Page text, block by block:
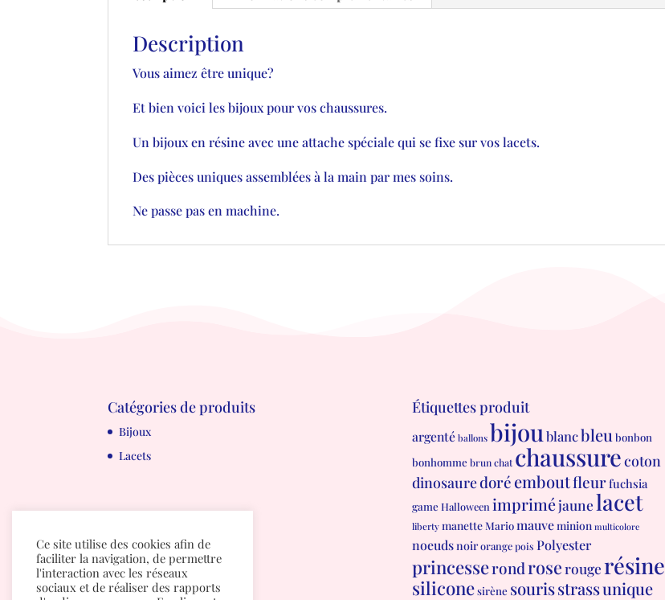
Description
Vous aimez être unique?
Et bien voici les bijoux pour vos chaussures.
Un bijoux en résine avec une attache spéciale qui se fixe sur vos lacets.
Des pièces uniques assemblées à la main par mes soins.
Ne passe pas en machine.
Catégories de produits
Bijoux
Lacets
Étiquettes produit
argenté ballons bijou blancbleu bonbon
bonhomme brun chat chaussurecoton
dinosauredoré emboutfleurfuchsia
game Halloween impriméjaunelacet
liberty manette Mario mauveminion multicolore
noeudsnoir orange pois Polyester
princesserondroserougerésine
silicone sirène sourisstrassunique
Ce site utilise des cookies afin de
faciliter la navigation, de permettre
l'interaction avec les réseaux
sociaux et de réaliser des rapports